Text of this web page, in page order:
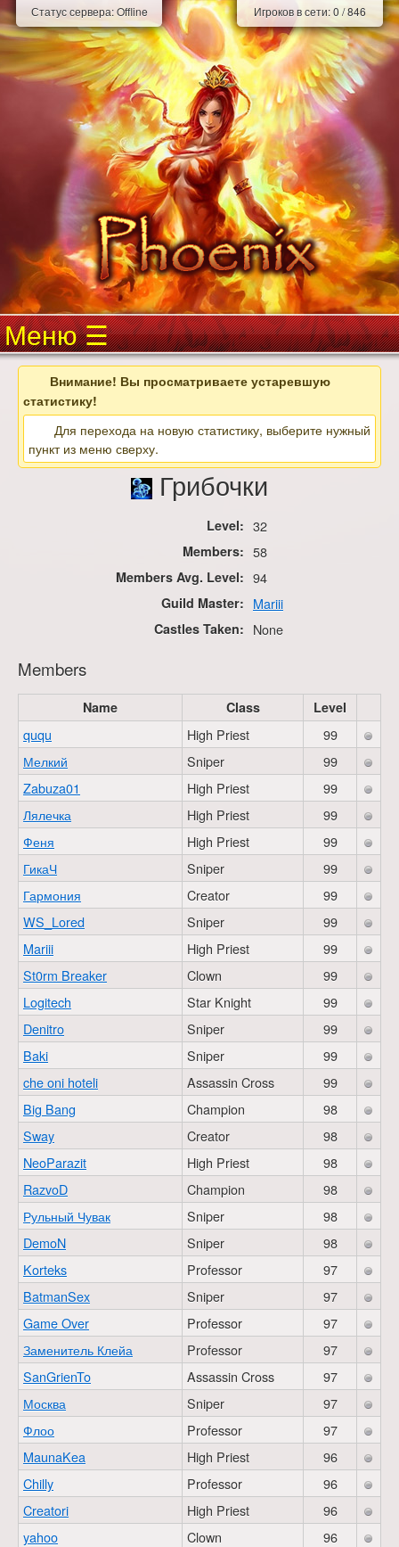
Статус сервера:Offline Игроков в сети:0 /846
Меню
Внимание! Вы просматриваете устаревшую
статистику!
Для перехода на новую статистику, выберите нужный
пункт из меню сверху.
Грибочки
Level: 32
Members: 58
Members Avg. Level: 94
Guild Master: Mariii
Castles Taken: None
Members
Name Class Level
ququ High Priest
99
Мелкий
Sniper
99
Zabuza01
High Priest
99
Лялечка
High Priest
99
Феня
High Priest
99
ГикаЧ
Sniper
99
Гармония
Creator
99
WS_Lored
Sniper
99
Mariii
High Priest
99
St0rm Breaker
Clown
99
Logitech
Star Knight
99
Denitro
Sniper
99
Baki
Sniper
99
che oni hoteli
Assassin Cross
99
Big Bang
Champion
98
Sway
Creator
98
NeoParazit
High Priest
98
RazvoD
Champion
98
Рульный Чувак
Sniper
98
DemoN
Sniper
98
Korteks
Professor
97
BatmanSex
Sniper
97
Game Over
Professor
97
Заменитель Клейа
Professor
97
SanGrienTo
Assassin Cross
97
Москва
Sniper
97
Флоо
Professor
97
MaunaKea
High Priest
96
Chilly
Professor
96
Creatori
High Priest
96
yahoo
Clown
96